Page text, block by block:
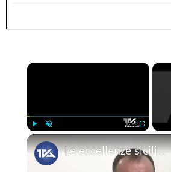
×
Play Unmute
Le eccellenze siciliane al Macfrut 2025